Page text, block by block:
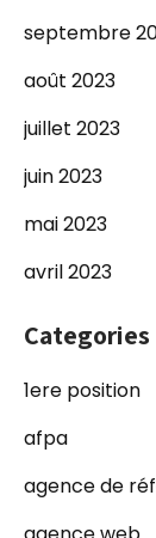
septembre
août 2023
juillet 2023
juin 2023
mai 2023
avril 2023
Categories
1ere position
afpa
agence de